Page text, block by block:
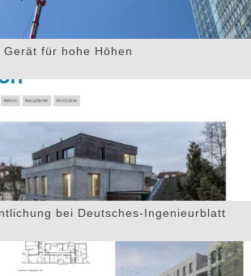
für hohe Höhen
bei Deutsches-Ingenieurblatt